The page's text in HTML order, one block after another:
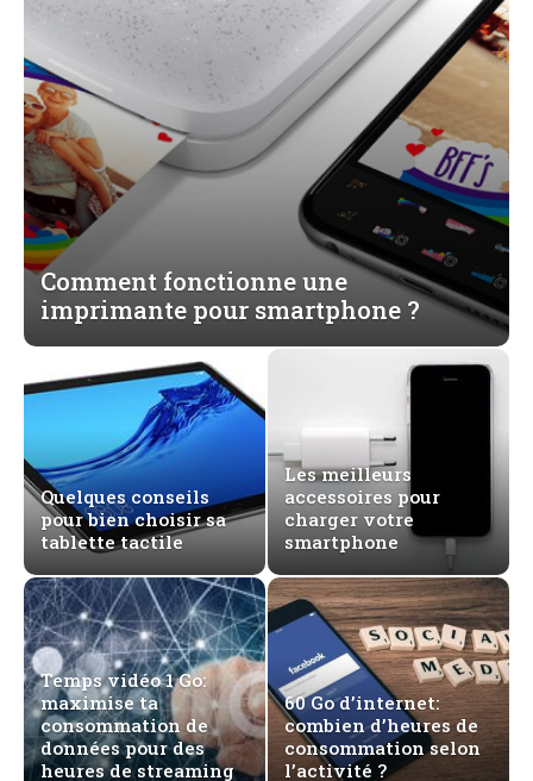
Comment fonctionne une
imprimante pour smartphone ?
Quelques conseils
pour bien choisir sa
tablette tactile
Les meilleurs
accessoires pour
charger votre
smartphone
Temps vidéo 1 Go:
maximise ta
consommation de
données pour des
heures de streaming
60 Go d’internet:
combien d’heures de
consommation selon
l’activité ?